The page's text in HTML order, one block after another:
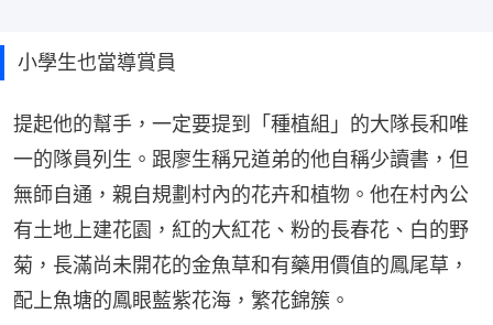
小學生也當導賞員
提起他的幫手，一定要提到「種植組」的大隊長和唯
一的隊員列生。跟廖生稱兄道弟的他自稱少讀書，但
無師自通，親自規劃村內的花卉和植物。他在村內公
有土地上建花園，紅的大紅花、粉的長春花、白的野
菊，長滿尚未開花的金魚草和有藥用價值的鳳尾草，
配上魚塘的鳳眼藍紫花海，繁花錦簇。